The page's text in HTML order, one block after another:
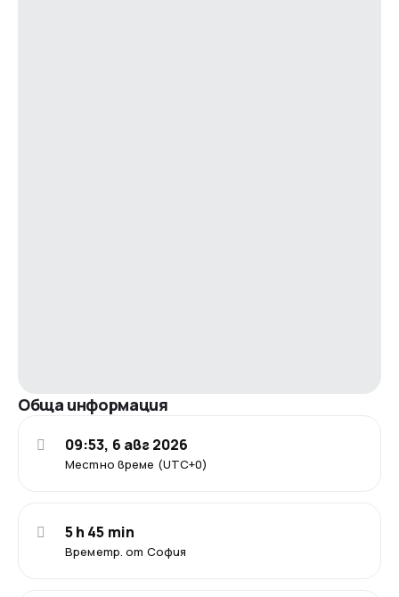
Обща информация
Местно време (UTC+0)
09:53, 6 авг 2026
Времетр. от София
5 h 45 min